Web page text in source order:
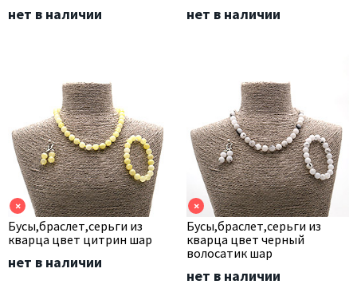
нет в наличии нет в наличии
×
Бусы,браслет,серьги из
кварца цвет цитрин шар
нет в наличии
×
Бусы,браслет,серьги из
кварца цвет черный
волосатик шар
нет в наличии